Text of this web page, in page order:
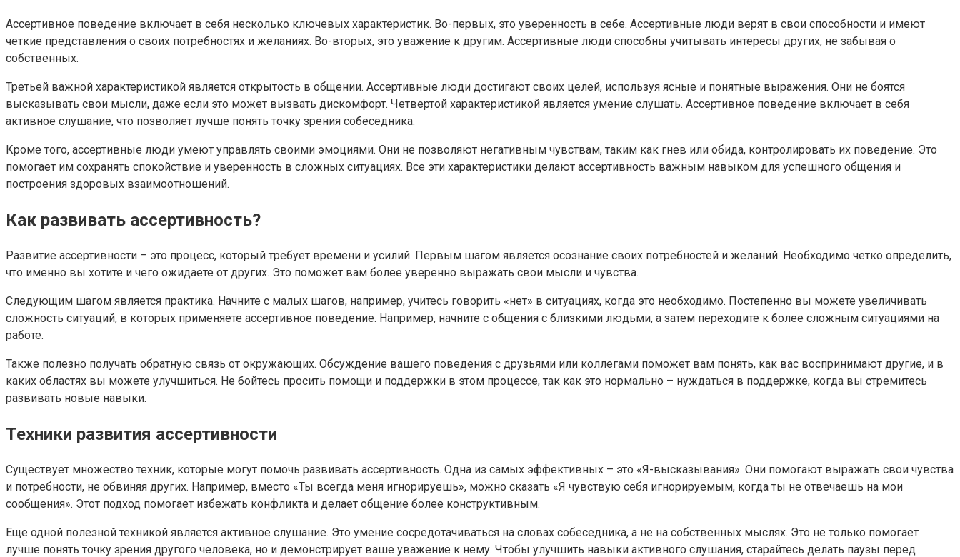
Ассертивное поведение включает в себя несколько ключевых характеристик. Во-первых, это уверенность в себе. Ассертивные люди верят в свои способности и имеют
четкие представления о своих потребностях и желаниях. Во-вторых, это уважение к другим. Ассертивные люди способны учитывать интересы других, не забывая о
собственных.
Третьей важной характеристикой является открытость в общении. Ассертивные люди достигают своих целей, используя ясные и понятные выражения. Они не боятся
высказывать свои мысли, даже если это может вызвать дискомфорт. Четвертой характеристикой является умение слушать. Ассертивное поведение включает в себя
активное слушание, что позволяет лучше понять точку зрения собеседника.
Кроме того, ассертивные люди умеют управлять своими эмоциями. Они не позволяют негативным чувствам, таким как гнев или обида, контролировать их поведение. Это
помогает им сохранять спокойствие и уверенность в сложных ситуациях. Все эти характеристики делают ассертивность важным навыком для успешного общения и
построения здоровых взаимоотношений.
Как развивать ассертивность?
Развитие ассертивности – это процесс, который требует времени и усилий. Первым шагом является осознание своих потребностей и желаний. Необходимо четко определить,
что именно вы хотите и чего ожидаете от других. Это поможет вам более уверенно выражать свои мысли и чувства.
Следующим шагом является практика. Начните с малых шагов, например, учитесь говорить «нет» в ситуациях, когда это необходимо. Постепенно вы можете увеличивать
сложность ситуаций, в которых применяете ассертивное поведение. Например, начните с общения с близкими людьми, а затем переходите к более сложным ситуациями на
работе.
Также полезно получать обратную связь от окружающих. Обсуждение вашего поведения с друзьями или коллегами поможет вам понять, как вас воспринимают другие, и в
каких областях вы можете улучшиться. Не бойтесь просить помощи и поддержки в этом процессе, так как это нормально – нуждаться в поддержке, когда вы стремитесь
развивать новые навыки.
Техники развития ассертивности
Существует множество техник, которые могут помочь развивать ассертивность. Одна из самых эффективных – это «Я-высказывания». Они помогают выражать свои чувства
и потребности, не обвиняя других. Например, вместо «Ты всегда меня игнорируешь», можно сказать «Я чувствую себя игнорируемым, когда ты не отвечаешь на мои
сообщения». Этот подход помогает избежать конфликта и делает общение более конструктивным.
Еще одной полезной техникой является активное слушание. Это умение сосредотачиваться на словах собеседника, а не на собственных мыслях. Это не только помогает
лучше понять точку зрения другого человека, но и демонстрирует ваше уважение к нему. Чтобы улучшить навыки активного слушания, старайтесь делать паузы перед